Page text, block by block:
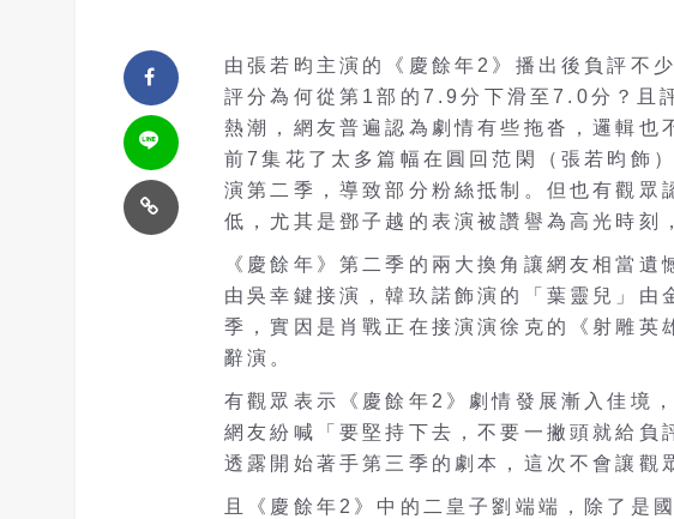
由張若昀主演的《慶餘年2》播出後負評不
評分為何從第1部的7.9分下滑至7.0分？且
熱潮，網友普遍認為劇情有些拖沓，邏輯也
前7集花了太多篇幅在圓回范閑（張若昀飾
演第二季，導致部分粉絲抵制。但也有觀眾
低，尤其是鄧子越的表演被讚譽為高光時刻
《慶餘年》第二季的兩大換角讓網友相當遺
由吳幸鍵接演，韓玖諾飾演的「葉靈兒」由
季，實因是肖戰正在接演演徐克的《射雕英
辭演。
有觀眾表示《慶餘年2》劇情發展漸入佳境
網友紛喊「要堅持下去，不要一撇頭就給負
透露開始著手第三季的劇本，這次不會讓觀
且《慶餘年2》中的二皇子劉端端，除了是